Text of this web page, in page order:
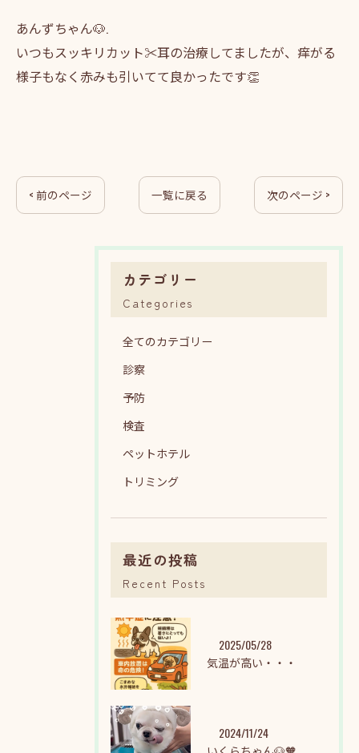
あんずちゃん🐶.
いつもスッキリカット✂️耳の治療してましたが、痒がる
様子もなく赤みも引いてて良かったです👏
< 前のページ 一覧に戻る 次のページ >
カテゴリー
Categories
全てのカテゴリー
診察
予防
検査
ペットホテル
トリミング
最近の投稿
Recent Posts
2025/05/28
気温が高い・・・
2024/11/24